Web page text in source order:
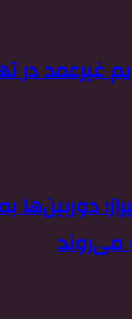
جرایم غیرعمد
دوربین‌ها
می‌روند